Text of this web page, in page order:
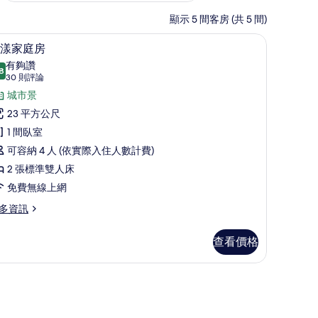
顯示 5 間客房 (共 5 間)
窗簾、熨斗/熨衣板 1 間臥室、羽絨被、遮光布/窗簾、熨斗/熨衣板
10家庭房
分，滿分 10 分
有夠讚
30 則評論
(30
則
評
論)
城市景
23 平方公尺
1 間臥室
可容納 4 人 (依實際入住人數計費)
2 張標準雙人床
免費無線上網
資訊
查看價格
衣板